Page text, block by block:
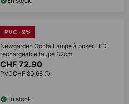
PVC -9%
Newgarden Conta Lampe à poser LED
rechargeable taupe 32cm
CHF 72.90
PVCCHF 80.68
En stock